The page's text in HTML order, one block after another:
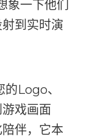
象一下他们
到实时演
Logo、
戏画面
伴，它本